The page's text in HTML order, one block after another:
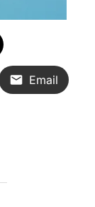
Email